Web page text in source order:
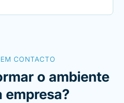
CONTACTO
o ambiente
empresa?